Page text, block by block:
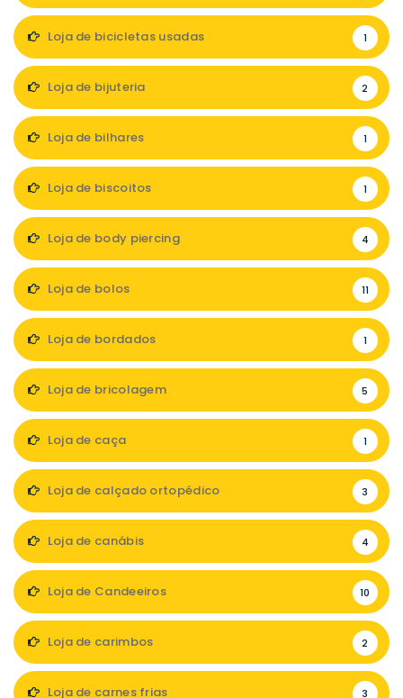
Loja de bicicletas usadas 1
Loja de bijuteria 2
Loja de bilhares 1
Loja de biscoitos 1
Loja de body piercing 4
Loja de bolos 11
Loja de bordados 1
Loja de bricolagem 5
Loja de caça 1
Loja de calçado ortopédico 3
Loja de canábis 4
Loja de Candeeiros 10
Loja de carimbos 2
Loja de carnes frias 3